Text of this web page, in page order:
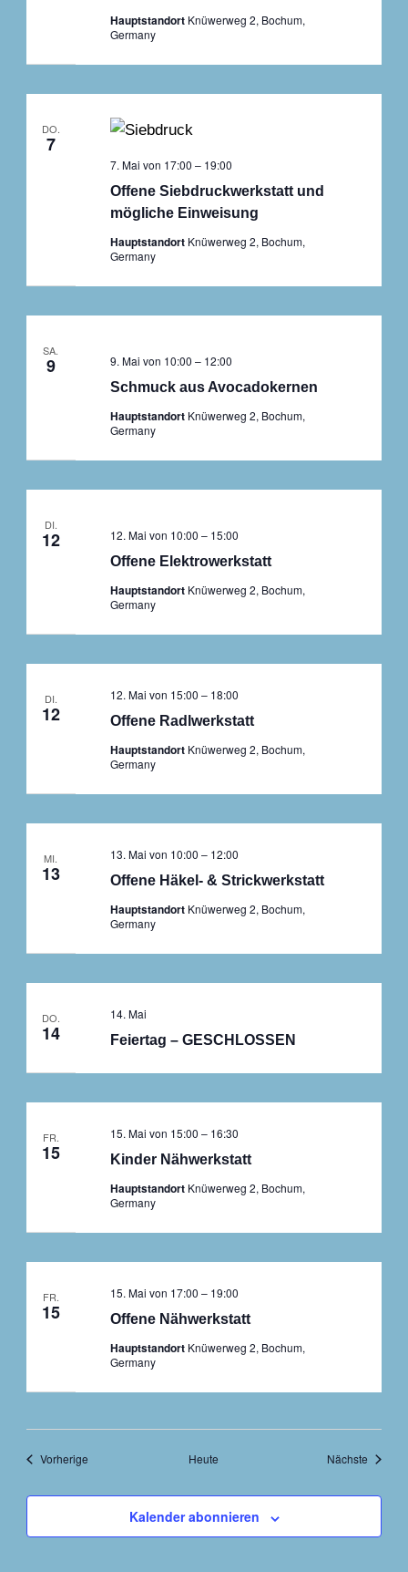
Hauptstandort Knüwerweg 2, Bochum,
Germany
DO.
7
Offene Siebdruckwerkstatt und
mögliche Einweisung
7. Mai von 17:00 – 19:00
Hauptstandort Knüwerweg 2, Bochum,
Germany
SA.
9
Schmuck aus Avocadokernen
9. Mai von 10:00 – 12:00
Hauptstandort Knüwerweg 2, Bochum,
Germany
DI.
12
Offene Elektrowerkstatt
12. Mai von 10:00 – 15:00
Hauptstandort Knüwerweg 2, Bochum,
Germany
DI.
12 Offene Radlwerkstatt
12. Mai von 15:00 – 18:00
Hauptstandort Knüwerweg 2, Bochum,
Germany
MI.
13 Offene Häkel- & Strickwerkstatt
13. Mai von 10:00 – 12:00
Hauptstandort Knüwerweg 2, Bochum,
Germany
DO.
14 Feiertag – GESCHLOSSEN
14. Mai
FR.
15 Kinder Nähwerkstatt
15. Mai von 15:00 – 16:30
Hauptstandort Knüwerweg 2, Bochum,
Germany
FR.
15 Offene Nähwerkstatt
15. Mai von 17:00 – 19:00
Hauptstandort Knüwerweg 2, Bochum,
Germany
VorherigeVeranstaltungen Heute Nächste
Kalender abonnieren